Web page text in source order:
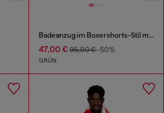
Badeanzug im Boxershorts-Stil mit Allover-Print
47,00 €95,00 €-50%
GRÜN